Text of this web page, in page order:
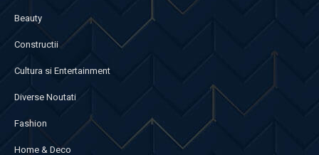
Beauty
Constructii
Cultura si Entertainment
Diverse Noutati
Fashion
Home & Deco